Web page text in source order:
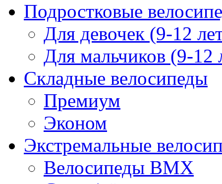
Подростковые
Для девочек (9-12
Для мальчиков (9-12
Складные велосипеды
Премиум
Эконом
Экстремальные
Велосипеды BMX